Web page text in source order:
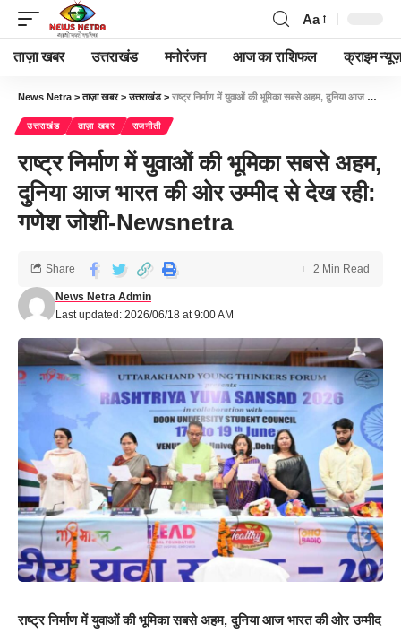
Aa
ताज़ा खबर उत्तराखंड मनोरंजन आज का राशिफल क्राइम न्यूज़
News Netra >ताज़ा खबर>उत्तराखंड> राष्ट्र निर्माण में युवाओं की भूमिका सबसे अहम, दुनिया आज भारत की ओर उम्मीद से देख रही: गणेश जोशी-Newsnetra
उत्तराखंड ताज़ा खबर राजनीती
राष्ट्र निर्माण में युवाओं की भूमिका सबसे अहम,
दुनिया आज भारत की ओर उम्मीद से देख रही:
गणेश जोशी-Newsnetra
Last updated: 2026/06/18 at 9:00 AM
News Netra Admin
Share 2 Min Read
राष्ट्र निर्माण में युवाओं की भूमिका सबसे अहम, दुनिया आज भारत की ओर उम्मीद